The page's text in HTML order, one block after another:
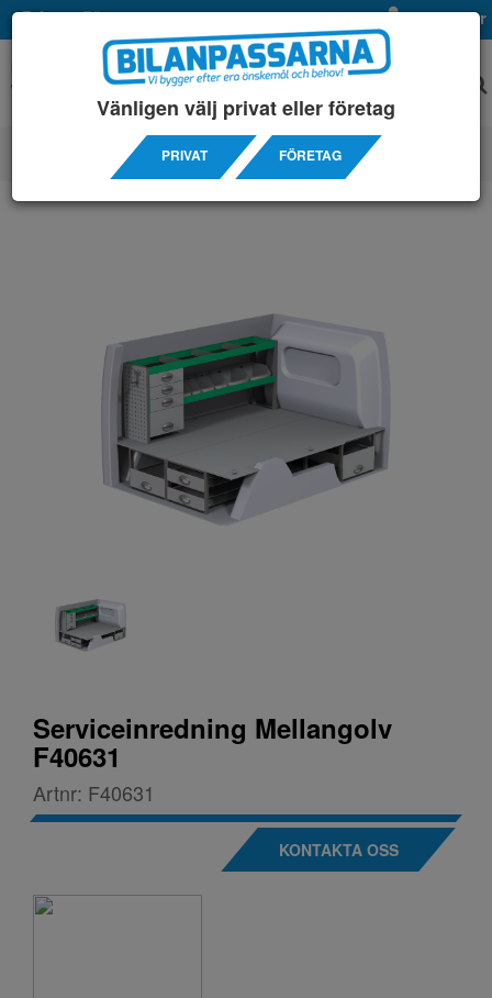
Privat Företag Mina sidor
SERVICEINREDNINGAR/ OPEL / COMBO L2H1
Serviceinredning Mellangolv
F40631
Artnr: F40631
KONTAKTA OSS
Vänligen välj privat eller företag
PRIVAT FÖRETAG